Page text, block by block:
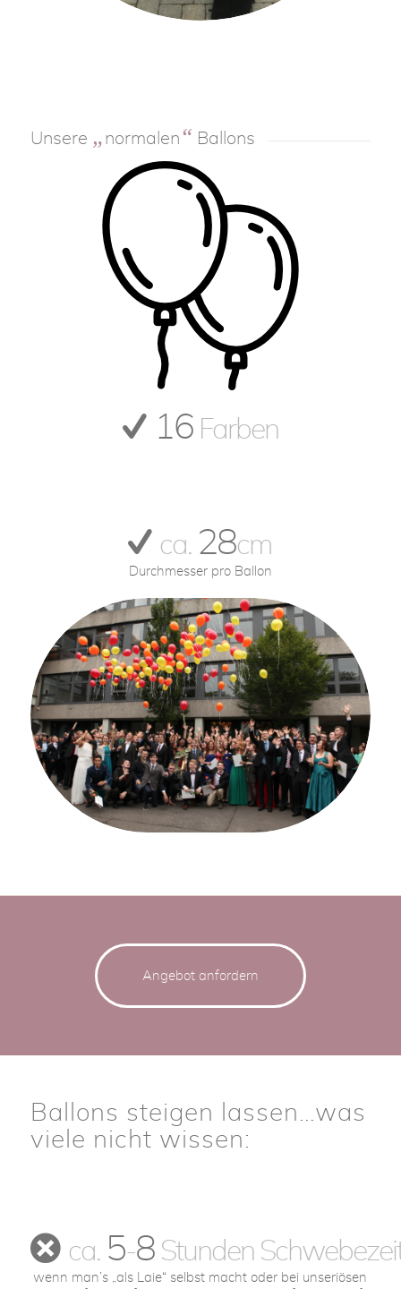
Unsere „ normalen “ Ballons
16Farben
ca. 28cm
Durchmesser pro Ballon
Angebot anfordern
Ballons steigen lassen…was
viele nicht wissen:
ca. 5-8Stunden
wenn man’s „als Laie“ selbst macht oder bei unseriösen